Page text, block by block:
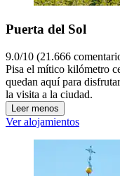
Puerta del Sol
9.0/10 (21.666
Pisa el mítico kilómetro
quedan aquí para
la visita a la ciudad.
Leer menos
Ver alojamientos